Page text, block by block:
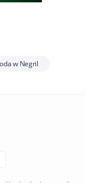
w Negril